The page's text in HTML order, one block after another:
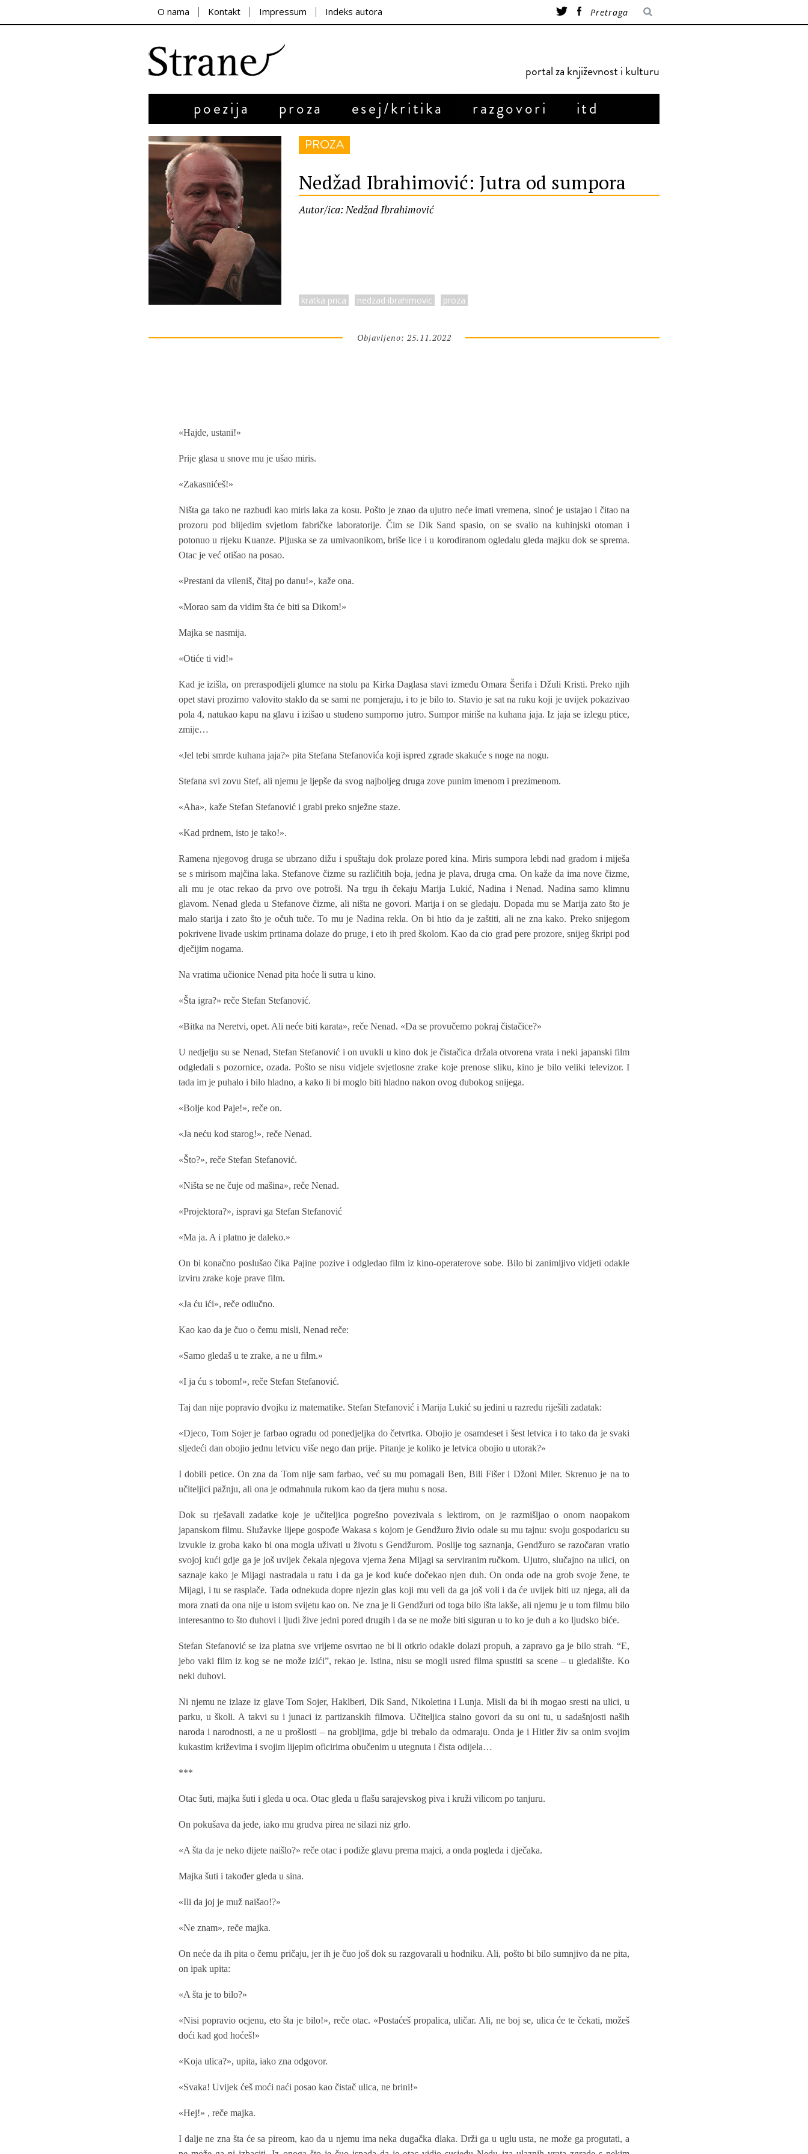
O nama Kontakt Impressum Indeks autora
portal za književnost i kulturu
poezija proza esej/kritika razgovori itd
PROZA
Nedžad Ibrahimović: Jutra od sumpora
Autor/ica: Nedžad Ibrahimović
kratka prica nedzad ibrahimovic proza
Objavljeno: 25.11.2022
«Hajde, ustani!»
Prije glasa u snove mu je ušao miris.
«Zakasnićeš!»
Ništa ga tako ne razbudi kao miris laka za kosu. Pošto je znao da ujutro neće imati vremena, sinoć je ustajao i čitao na
prozoru pod blijedim svjetlom fabričke laboratorije. Čim se Dik Sand spasio, on se svalio na kuhinjski otoman i
potonuo u rijeku Kuanze. Pljuska se za umivaonikom, briše lice i u korodiranom ogledalu gleda majku dok se sprema.
Otac je već otišao na posao.
«Prestani da vileniš, čitaj po danu!», kaže ona.
«Morao sam da vidim šta će biti sa Dikom!»
Majka se nasmija.
«Otiće ti vid!»
Kad je izišla, on preraspodijeli glumce na stolu pa Kirka Daglasa stavi između Omara Šerifa i Džuli Kristi. Preko njih
opet stavi prozirno valovito staklo da se sami ne pomjeraju, i to je bilo to. Stavio je sat na ruku koji je uvijek pokazivao
pola 4, natukao kapu na glavu i izišao u studeno sumporno jutro. Sumpor miriše na kuhana jaja. Iz jaja se izlegu ptice,
zmije…
«Jel tebi smrde kuhana jaja?» pita Stefana Stefanovića koji ispred zgrade skakuće s noge na nogu.
Stefana svi zovu Stef, ali njemu je ljepše da svog najboljeg druga zove punim imenom i prezimenom.
«Aha», kaže Stefan Stefanović i grabi preko snježne staze.
«Kad prdnem, isto je tako!».
Ramena njegovog druga se ubrzano dižu i spuštaju dok prolaze pored kina. Miris sumpora lebdi nad gradom i miješa
se s mirisom majčina laka. Stefanove čizme su različitih boja, jedna je plava, druga crna. On kaže da ima nove čizme,
ali mu je otac rekao da prvo ove potroši. Na trgu ih čekaju Marija Lukić, Nadina i Nenad. Nadina samo klimnu
glavom. Nenad gleda u Stefanove čizme, ali ništa ne govori. Marija i on se gledaju. Dopada mu se Marija zato što je
malo starija i zato što je očuh tuče. To mu je Nadina rekla. On bi htio da je zaštiti, ali ne zna kako. Preko snijegom
pokrivene livade uskim prtinama dolaze do pruge, i eto ih pred školom. Kao da cio grad pere prozore, snijeg škripi pod
dječijim nogama.
Na vratima učionice Nenad pita hoće li sutra u kino.
«Šta igra?» reče Stefan Stefanović.
«Bitka na Neretvi, opet. Ali neće biti karata», reče Nenad. «Da se provučemo pokraj čistačice?»
U nedjelju su se Nenad, Stefan Stefanović i on uvukli u kino dok je čistačica držala otvorena vrata i neki japanski film
odgledali s pozornice, ozada. Pošto se nisu vidjele svjetlosne zrake koje prenose sliku, kino je bilo veliki televizor. I
tada im je puhalo i bilo hladno, a kako li bi moglo biti hladno nakon ovog dubokog snijega.
«Bolje kod Paje!», reče on.
«Ja neću kod starog!», reče Nenad.
«Što?», reče Stefan Stefanović.
«Ništa se ne čuje od mašina», reče Nenad.
«Projektora?», ispravi ga Stefan Stefanović
«Ma ja. A i platno je daleko.»
On bi konačno poslušao čika Pajine pozive i odgledao film iz kino-operaterove sobe. Bilo bi zanimljivo vidjeti odakle
izviru zrake koje prave film.
«Ja ću ići», reče odlučno.
Kao kao da je čuo o čemu misli, Nenad reče:
«Samo gledaš u te zrake, a ne u film.»
«I ja ću s tobom!», reče Stefan Stefanović.
Taj dan nije popravio dvojku iz matematike. Stefan Stefanović i Marija Lukić su jedini u razredu riješili zadatak:
«Djeco, Tom Sojer je farbao ogradu od ponedjeljka do četvrtka. Obojio je osamdeset i šest letvica i to tako da je svaki
sljedeći dan obojio jednu letvicu više nego dan prije. Pitanje je koliko je letvica obojio u utorak?»
I dobili petice. On zna da Tom nije sam farbao, već su mu pomagali Ben, Bili Fišer i Džoni Miler. Skrenuo je na to
učiteljici pažnju, ali ona je odmahnula rukom kao da tjera muhu s nosa.
Dok su rješavali zadatke koje je učiteljica pogrešno povezivala s lektirom, on je razmišljao o onom naopakom
japanskom filmu. Služavke lijepe gospođe Wakasa s kojom je Gendžuro živio odale su mu tajnu: svoju gospodaricu su
izvukle iz groba kako bi ona mogla uživati u životu s Gendžurom. Poslije tog saznanja, Gendžuro se razočaran vratio
svojoj kući gdje ga je još uvijek čekala njegova vjerna žena Mijagi sa serviranim ručkom. Ujutro, slučajno na ulici, on
saznaje kako je Mijagi nastradala u ratu i da ga je kod kuće dočekao njen duh. On onda ode na grob svoje žene, te
Mijagi, i tu se rasplače. Tada odnekuda dopre njezin glas koji mu veli da ga još voli i da će uvijek biti uz njega, ali da
mora znati da ona nije u istom svijetu kao on. Ne zna je li Gendžuri od toga bilo išta lakše, ali njemu je u tom filmu bilo
interesantno to što duhovi i ljudi žive jedni pored drugih i da se ne može biti siguran u to ko je duh a ko ljudsko biće.
Stefan Stefanović se iza platna sve vrijeme osvrtao ne bi li otkrio odakle dolazi propuh, a zapravo ga je bilo strah. “E,
jebo vaki film iz kog se ne može izići”, rekao je. Istina, nisu se mogli usred filma spustiti sa scene – u gledalište. Ko
neki duhovi.
Ni njemu ne izlaze iz glave Tom Sojer, Haklberi, Dik Sand, Nikoletina i Lunja. Misli da bi ih mogao sresti na ulici, u
parku, u školi. A takvi su i junaci iz partizanskih filmova. Učiteljica stalno govori da su oni tu, u sadašnjosti naših
naroda i narodnosti, a ne u prošlosti – na grobljima, gdje bi trebalo da odmaraju. Onda je i Hitler živ sa onim svojim
kukastim križevima i svojim lijepim oficirima obučenim u utegnuta i čista odijela…
***
Otac šuti, majka šuti i gleda u oca. Otac gleda u flašu sarajevskog piva i kruži vilicom po tanjuru.
On pokušava da jede, iako mu grudva pirea ne silazi niz grlo.
«A šta da je neko dijete naišlo?» reče otac i podiže glavu prema majci, a onda pogleda i dječaka.
Majka šuti i također gleda u sina.
«Ili da joj je muž naišao!?»
«Ne znam», reče majka.
On neće da ih pita o čemu pričaju, jer ih je čuo još dok su razgovarali u hodniku. Ali, pošto bi bilo sumnjivo da ne pita,
on ipak upita:
«A šta je to bilo?»
«Nisi popravio ocjenu, eto šta je bilo!», reče otac. «Postaćeš propalica, uličar. Ali, ne boj se, ulica će te čekati, možeš
doći kad god hoćeš!»
«Koja ulica?», upita, iako zna odgovor.
«Svaka! Uvijek ćeš moći naći posao kao čistač ulica, ne brini!»
«Hej!» , reče majka.
I dalje ne zna šta će sa pireom, kao da u njemu ima neka dugačka dlaka. Drži ga u uglu usta, ne može ga progutati, a